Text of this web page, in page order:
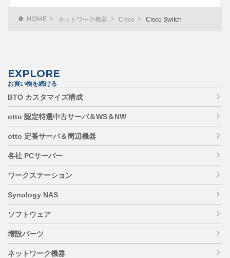
HOME ネットワーク機器 Cisco Cisco Switch
EXPLORE
お買い物を続ける
BTO カスタマイズ構成
otto 認定特選中古サーバ＆WS＆NW
otto 定番サーバ＆周辺機器
各社 PCサーバー
ワークステーション
Synology NAS
ソフトウェア
増設パーツ
ネットワーク機器